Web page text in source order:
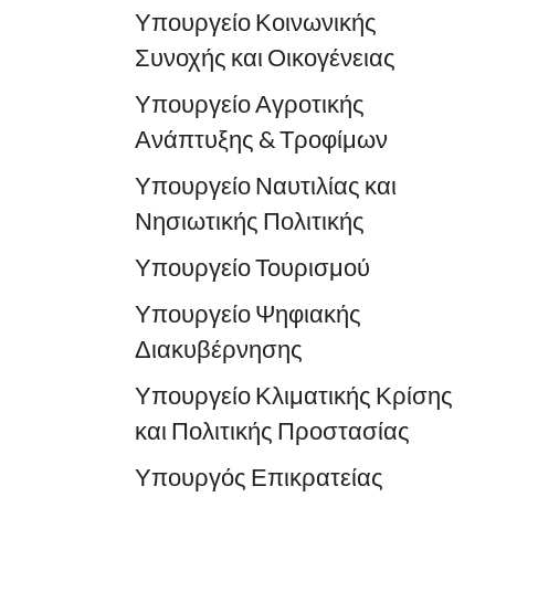
Υπουργείο Κοινωνικής
Συνοχής και Οικογένειας
Υπουργείο Αγροτικής
Ανάπτυξης & Τροφίμων
Υπουργείο Ναυτιλίας και
Νησιωτικής Πολιτικής
Υπουργείο Τουρισμού
Υπουργείο Ψηφιακής
Διακυβέρνησης
Υπουργείο Κλιματικής Κρίσης
και Πολιτικής Προστασίας
Υπουργός Επικρατείας